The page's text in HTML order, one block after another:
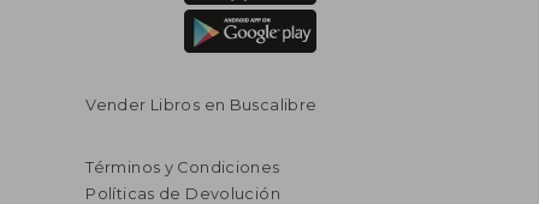
Vender Libros en Buscalibre
Términos y Condiciones
Políticas de Devolución